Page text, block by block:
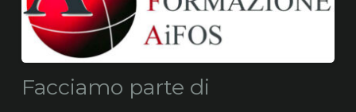
Facciamo parte di